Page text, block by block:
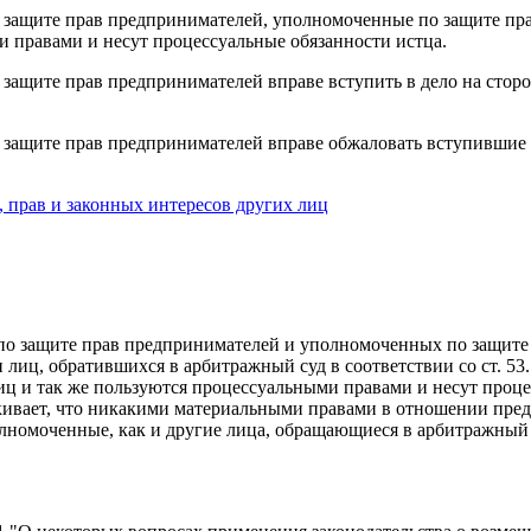
прав предпринимателей, уполномоченные по защите
и несут процессуальные обязанности истца.
прав предпринимателей вправе вступить в дело на
прав предпринимателей вправе обжаловать
и законных интересов других лиц
прав предпринимателей и уполномоченных по
обратившихся в арбитражный суд в соответствии со ст.
и так же пользуются процессуальными правами и несут
что никакими материальными правами в отношении
как и другие лица, обращающиеся в арбитражный